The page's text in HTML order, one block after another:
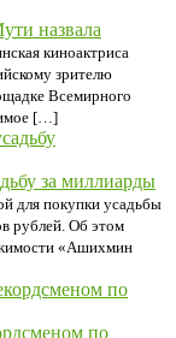
назвала
киноактриса
зрителю
Всемирного
[…]
за миллиарды
для покупки усадьбы
рублей. Об этом
«Ашихмин
по